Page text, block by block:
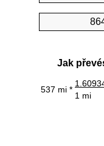
Jak
537 mi *
1 mi